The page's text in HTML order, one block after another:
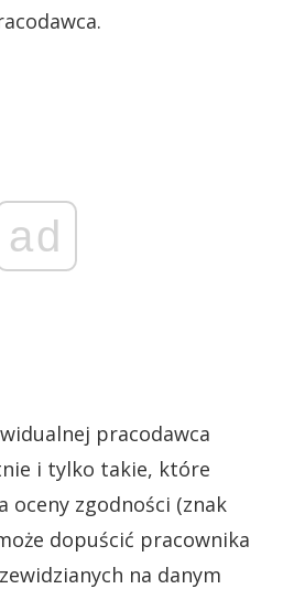
ad
pracodawca
i tylko takie, które
oceny zgodności (znak
dopuścić pracownika
na danym